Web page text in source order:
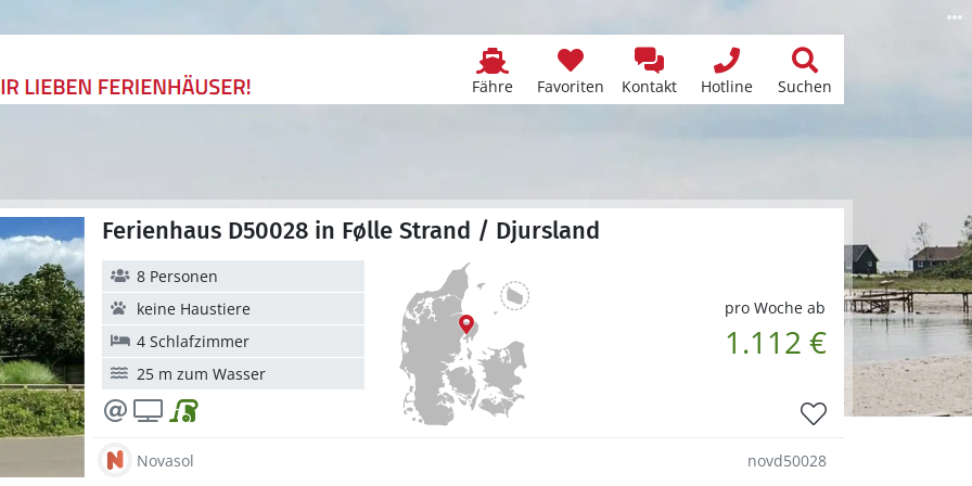
Fähre Favoriten Kontakt Hotline Suchen
Ferienhaus D50028 in Følle Strand / Djursland
pro Woche ab
1.112 €
8 Personen
keine Haustiere
4 Schlafzimmer
25 m zum Wasser
Novasol novd50028